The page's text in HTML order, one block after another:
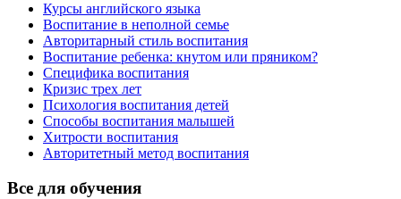
Курсы английского языка
Воспитание в неполной семье
Авторитарный стиль воспитания
Воспитание ребенка: кнутом или пряником?
Специфика воспитания
Кризис трех лет
Психология воспитания детей
Способы воспитания малышей
Хитрости воспитания
Авторитетный метод воспитания
Все для обучения